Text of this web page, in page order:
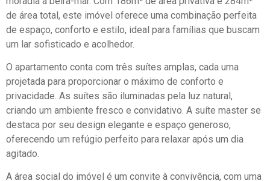
de área total, este imóvel oferece uma combinação perfeita
de espaço, conforto e estilo, ideal para famílias que buscam
um lar sofisticado e acolhedor.
O apartamento conta com três suítes amplas, cada uma
projetada para proporcionar o máximo de conforto e
privacidade. As suítes são iluminadas pela luz natural,
criando um ambiente fresco e convidativo. A suíte master se
destaca por seu design elegante e espaço generoso,
oferecendo um refúgio perfeito para relaxar após um dia
agitado.
A área social do imóvel é um convite à convivência, com uma